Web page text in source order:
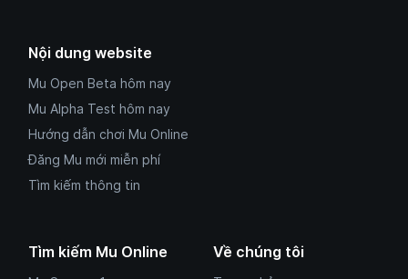
Nội dung website
Mu Open Beta hôm nay
Mu Alpha Test hôm nay
Hướng dẫn chơi Mu Online
Đăng Mu mới miễn phí
Tìm kiếm thông tin
Tìm kiếm Mu Online Về chúng tôi